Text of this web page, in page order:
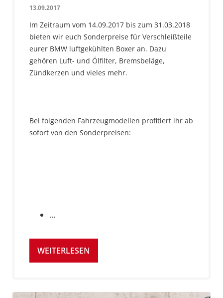
13.09.2017
Im Zeitraum vom 14.09.2017 bis zum 31.03.2018
bieten wir euch Sonderpreise für Verschleißteile
eurer BMW luftgekühlten Boxer an. Dazu
gehören Luft- und Ölfilter, Bremsbeläge,
Zündkerzen und vieles mehr.
Bei folgenden Fahrzeugmodellen profitiert ihr ab
sofort von den Sonderpreisen:
…
WEITERLESEN